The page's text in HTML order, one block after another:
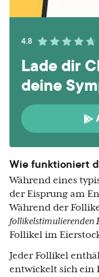
4.8
Lade dir
deine
Wie funktioniert
Während eines
der Eisprung am
Während der
follikelstimulierenden
Follikel im
Jeder Follikel
entwickelt sich ein